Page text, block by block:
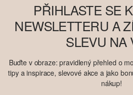
PŘIHLASTE SE
NEWSLETTERU A
SLEVU NA
Buďte v obraze: pravidlený přehled o
tipy a inspirace, slevové akce a jako
nákup!